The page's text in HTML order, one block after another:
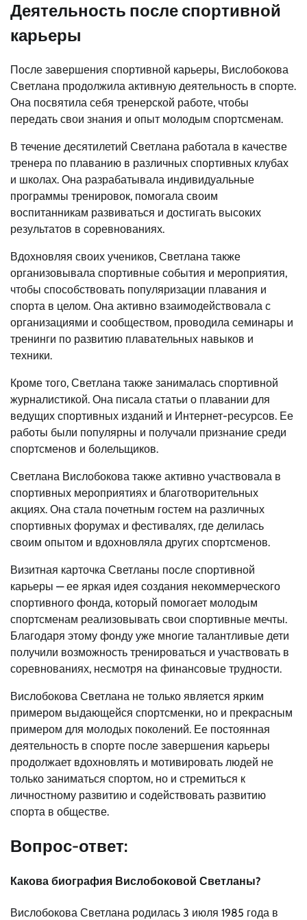
Деятельность после спортивной
карьеры
После завершения спортивной карьеры, Вислобокова
Светлана продолжила активную деятельность в спорте.
Она посвятила себя тренерской работе, чтобы
передать свои знания и опыт молодым спортсменам.
В течение десятилетий Светлана работала в качестве
тренера по плаванию в различных спортивных клубах
и школах. Она разрабатывала индивидуальные
программы тренировок, помогала своим
воспитанникам развиваться и достигать высоких
результатов в соревнованиях.
Вдохновляя своих учеников, Светлана также
организовывала спортивные события и мероприятия,
чтобы способствовать популяризации плавания и
спорта в целом. Она активно взаимодействовала с
организациями и сообществом, проводила семинары и
тренинги по развитию плавательных навыков и
техники.
Кроме того, Светлана также занималась спортивной
журналистикой. Она писала статьи о плавании для
ведущих спортивных изданий и Интернет-ресурсов. Ее
работы были популярны и получали признание среди
спортсменов и болельщиков.
Светлана Вислобокова также активно участвовала в
спортивных мероприятиях и благотворительных
акциях. Она стала почетным гостем на различных
спортивных форумах и фестивалях, где делилась
своим опытом и вдохновляла других спортсменов.
Визитная карточка Светланы после спортивной
карьеры — ее яркая идея создания некоммерческого
спортивного фонда, который помогает молодым
спортсменам реализовывать свои спортивные мечты.
Благодаря этому фонду уже многие талантливые дети
получили возможность тренироваться и участвовать в
соревнованиях, несмотря на финансовые трудности.
Вислобокова Светлана не только является ярким
примером выдающейся спортсменки, но и прекрасным
примером для молодых поколений. Ее постоянная
деятельность в спорте после завершения карьеры
продолжает вдохновлять и мотивировать людей не
только заниматься спортом, но и стремиться к
личностному развитию и содействовать развитию
спорта в обществе.
Вопрос-ответ:
Какова биография Вислобоковой Светланы?
Вислобокова Светлана родилась 3 июля 1985 года в